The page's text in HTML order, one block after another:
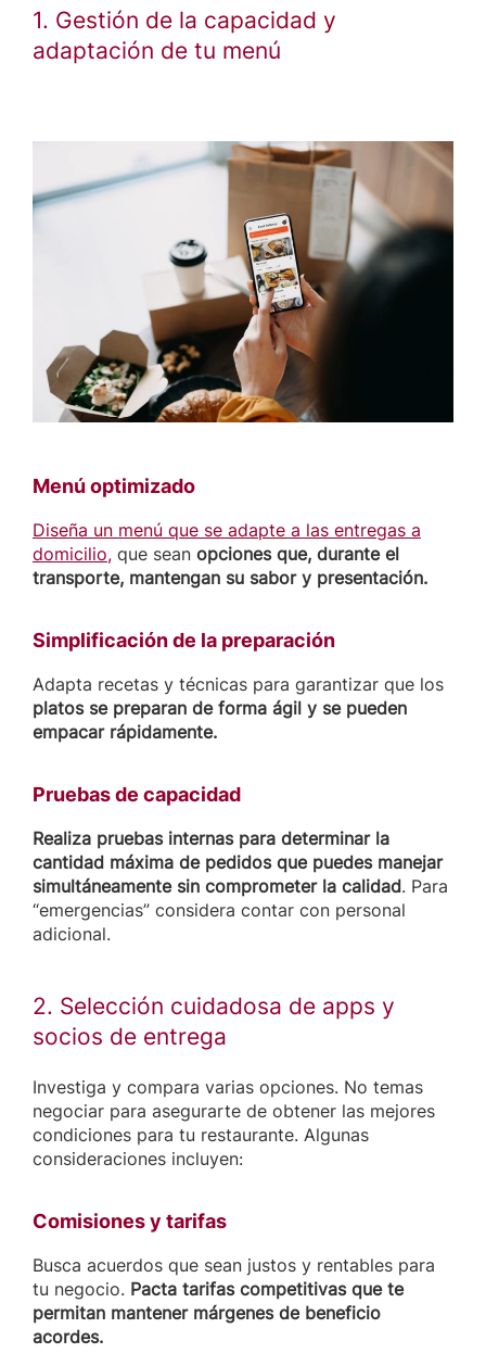
1. Gestión de la capacidad y
adaptación de tu menú
Menú optimizado
Diseña un menú que se adapte a las entregas a
domicilio, que sean opciones que, durante el
transporte, mantengan su sabor y presentación.
Simplificación de la preparación
Adapta recetas y técnicas para garantizar que los
platos se preparan de forma ágil y se pueden
empacar rápidamente.
Pruebas de capacidad
Realiza pruebas internas para determinar la
cantidad máxima de pedidos que puedes manejar
simultáneamente sin comprometer la calidad. Para
“emergencias” considera contar con personal
adicional.
2. Selección cuidadosa de apps y
socios de entrega
Investiga y compara varias opciones. No temas
negociar para asegurarte de obtener las mejores
condiciones para tu restaurante. Algunas
consideraciones incluyen:
Comisiones y tarifas
Busca acuerdos que sean justos y rentables para
tu negocio. Pacta tarifas competitivas que te
permitan mantener márgenes de beneficio
acordes.